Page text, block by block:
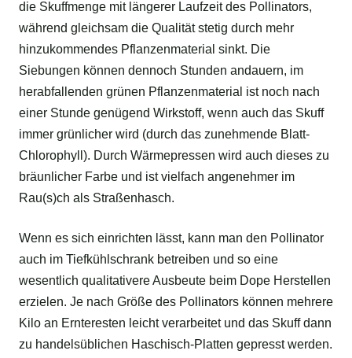
die Skuffmenge mit längerer Laufzeit des Pollinators,
während gleichsam die Qualität stetig durch mehr
hinzukommendes Pflanzenmaterial sinkt. Die
Siebungen können dennoch Stunden andauern, im
herabfallenden grünen Pflanzenmaterial ist noch nach
einer Stunde genügend Wirkstoff, wenn auch das Skuff
immer grünlicher wird (durch das zunehmende Blatt-
Chlorophyll). Durch Wärmepressen wird auch dieses zu
bräunlicher Farbe und ist vielfach angenehmer im
Rau(s)ch als Straßenhasch.
Wenn es sich einrichten lässt, kann man den Pollinator
auch im Tiefkühlschrank betreiben und so eine
wesentlich qualitativere Ausbeute beim Dope Herstellen
erzielen. Je nach Größe des Pollinators können mehrere
Kilo an Ernteresten leicht verarbeitet und das Skuff dann
zu handelsüblichen Haschisch-Platten gepresst werden.